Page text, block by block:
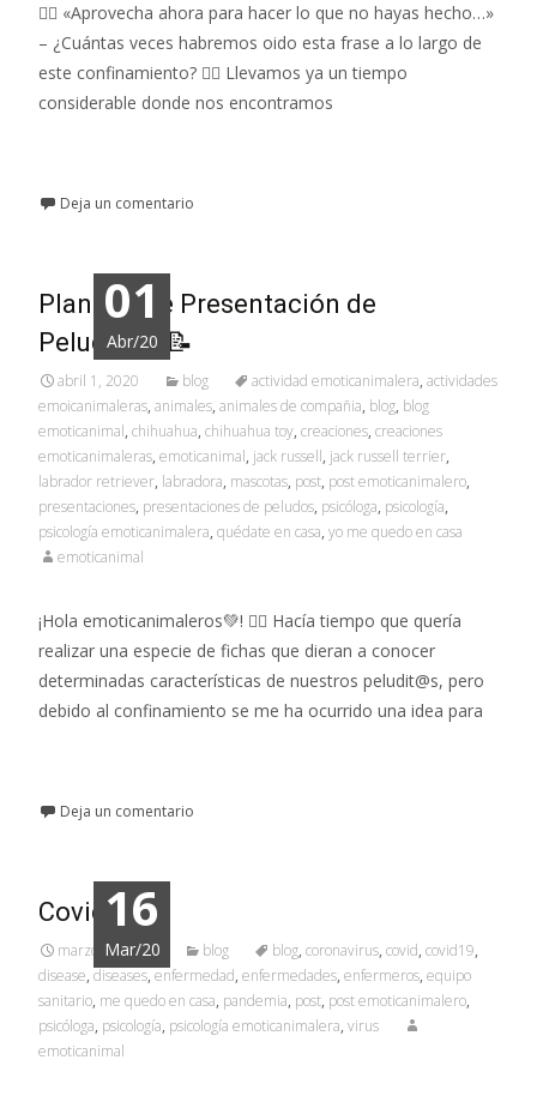
👉🏼 «Aprovecha ahora para hacer lo que no hayas hecho…»
– ¿Cuántas veces habremos oido esta frase a lo largo de
este confinamiento? 👉🏼 Llevamos ya un tiempo
considerable donde nos encontramos
Deja un comentario
01
Abr/20
Plantilla de Presentación de
Peludit@s 📝
abril 1, 2020 blog actividad emoticanimalera, actividades
emoicanimaleras, animales, animales de compañia, blog, blog
emoticanimal, chihuahua, chihuahua toy, creaciones, creaciones
emoticanimaleras, emoticanimal, jack russell, jack russell terrier,
labrador retriever, labradora, mascotas, post, post emoticanimalero,
presentaciones, presentaciones de peludos, psicóloga, psicología,
psicología emoticanimalera, quédate en casa, yo me quedo en casa
emoticanimal
¡Hola emoticanimaleros💚! 👉🏼 Hacía tiempo que quería
realizar una especie de fichas que dieran a conocer
determinadas características de nuestros peludit@s, pero
debido al confinamiento se me ha ocurrido una idea para
Deja un comentario
16
Mar/20
Covid-19🦠
marzo 16, 2020 blog blog, coronavirus, covid, covid19,
disease, diseases, enfermedad, enfermedades, enfermeros, equipo
sanitario, me quedo en casa, pandemia, post, post emoticanimalero,
psicóloga, psicología, psicología emoticanimalera, virus
emoticanimal